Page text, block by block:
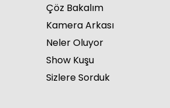
Çöz Bakalım
Kamera Arkası
Neler Oluyor
Show Kuşu
Sizlere Sorduk